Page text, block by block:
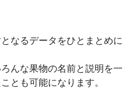
なるデータをひとまとめに
んな果物の名前と説明を一
とも可能になります。